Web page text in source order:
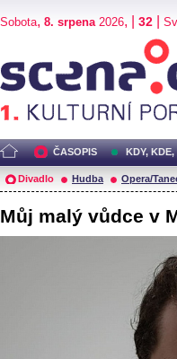
Sobota, 8. srpena2026, | 32
ČASOPIS KDY,
Divadlo Hudba Opera/
Můj malý vůdce v